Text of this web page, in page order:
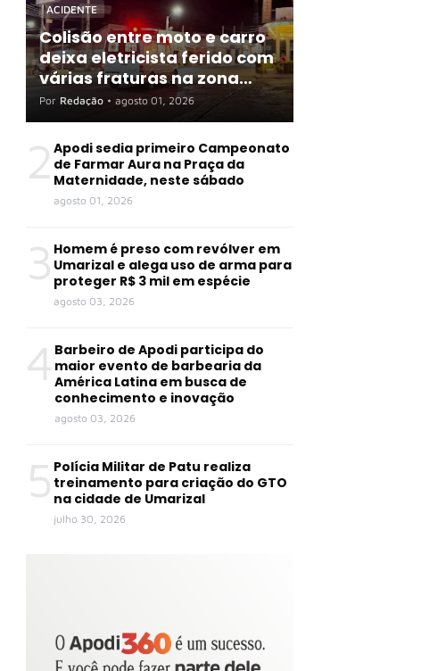
ACIDENTE
Colisão entre moto e carro
deixa eletricista ferido com
várias fraturas na zona
rural de Apodi
Por Redação • agosto 01, 2026
2 Apodi sedia primeiro Campeonato
de Farmar Aura na Praça da
Maternidade, neste sábado
agosto 01, 2026
3 Homem é preso com revólver em
Umarizal e alega uso de arma para
proteger R$ 3 mil em espécie
agosto 03, 2026
4 Barbeiro de Apodi participa do
maior evento de barbearia da
América Latina em busca de
conhecimento e inovação
agosto 03, 2026
5 Polícia Militar de Patu realiza
treinamento para criação do GTO
na cidade de Umarizal
julho 30, 2026